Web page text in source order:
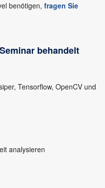
benötigen, fragen Sie
behandelt
Tensorflow, OpenCV und
analysieren